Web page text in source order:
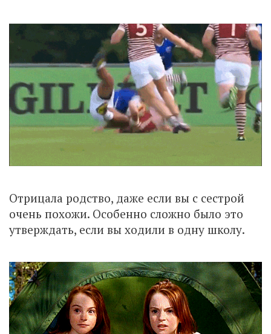
Отрицала родство, даже если вы с сестрой
очень похожи. Особенно сложно было это
утверждать, если вы ходили в одну школу.